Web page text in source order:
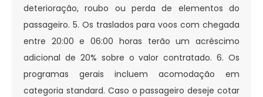
deterioração, roubo ou perda de elementos do
passageiro. 5. Os traslados para voos com chegada
entre 20:00 e 06:00 horas terão um acréscimo
adicional de 20% sobre o valor contratado. 6. Os
programas gerais incluem acomodação em
categoria standard. Caso o passageiro deseje cotar